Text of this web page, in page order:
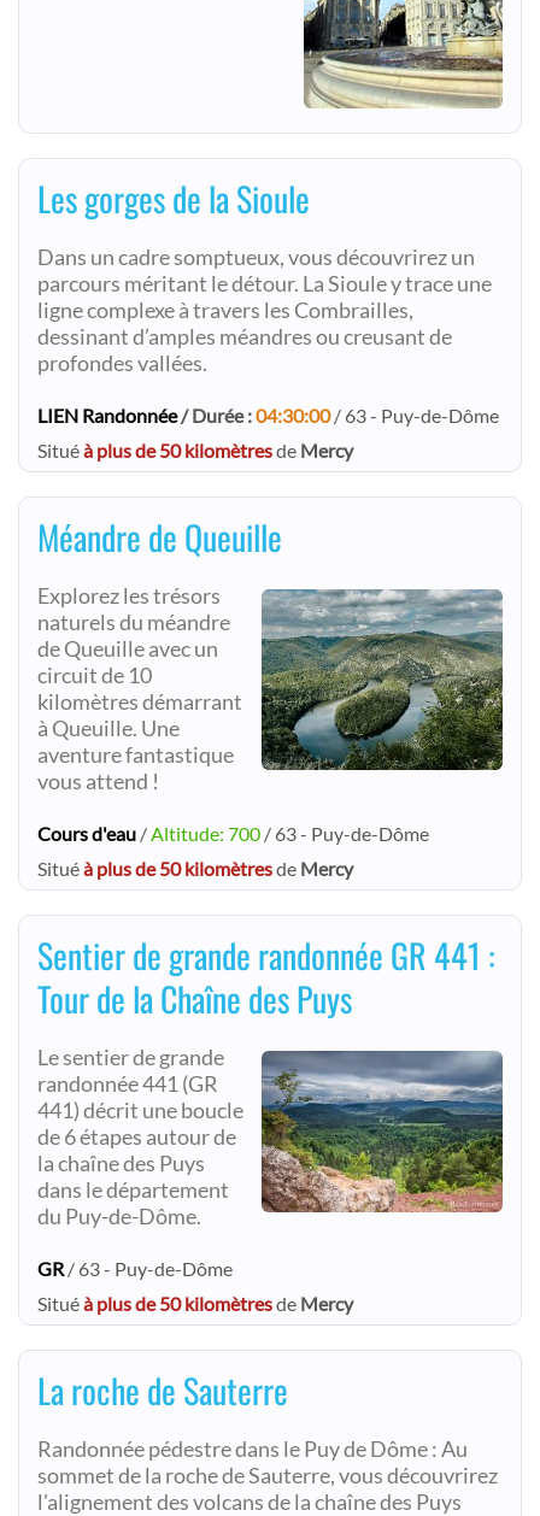
Les gorges de la Sioule
Dans un cadre somptueux, vous découvrirez un
parcours méritant le détour. La Sioule y trace une
ligne complexe à travers les Combrailles,
dessinant d’amples méandres ou creusant de
profondes vallées.
LIEN Randonnée/ Durée :04:30:00/ 63 - Puy-de-Dôme
Situéà plus de 50 kilomètresde Mercy
Méandre de Queuille
Explorez les trésors
naturels du méandre
de Queuille avec un
circuit de 10
kilomètres démarrant
à Queuille. Une
aventure fantastique
vous attend !
Cours d'eau /Altitude: 700 / 63 - Puy-de-Dôme
Situéà plus de 50 kilomètresde Mercy
Sentier de grande randonnée GR 441 :
Tour de la Chaîne des Puys
Le sentier de grande
randonnée 441 (GR
441) décrit une boucle
de 6 étapes autour de
la chaîne des Puys
dans le département
du Puy-de-Dôme.
GR / 63 - Puy-de-Dôme
Situéà plus de 50 kilomètresde Mercy
La roche de Sauterre
Randonnée pédestre dans le Puy de Dôme : Au
sommet de la roche de Sauterre, vous découvrirez
l'alignement des volcans de la chaîne des Puys